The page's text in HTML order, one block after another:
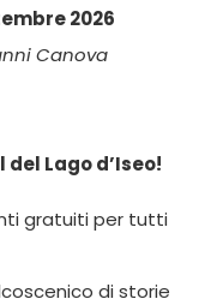
2026
Canova
Lago d’Iseo!
gratuiti per tutti
di storie